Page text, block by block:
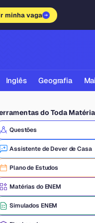
minha vaga
Inglês Geografia
Química
Física
Filosofia
Literatura
do Toda Matéria
Questões
Assistente de Dever de Casa
Plano de Estudos
Matérias do ENEM
Simulados ENEM